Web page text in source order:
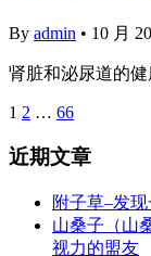
By admin • 10 月
肾脏和泌尿道的
1 2 … 66
近期文章
附子草–发
山桑子（山
视力的盟友